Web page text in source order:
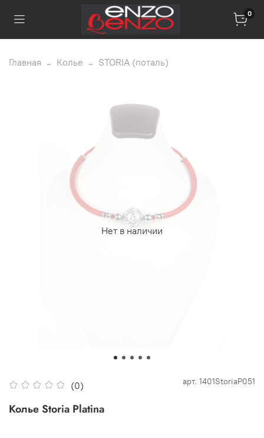
0
Главная Колье STORIA (пoталь)
Нет в наличии
(0) арт. 1401StoriaP051
Колье Storia Platina